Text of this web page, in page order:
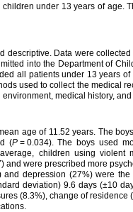
under 13 years of age.
descriptive. Data were
into the Department of
all patients under 13 years
used to collect the medical
medical history, and
age of 11.52 years. The
(P = 0.034). The boys used
children using violent
and were prescribed more
and depression (27%) were
deviation) 9.6 days (±10
(8.3%), change of